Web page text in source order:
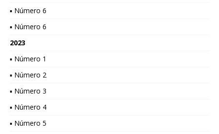
▪ Número 6
▪ Número 6
2023
▪ Número 1
▪ Número 2
▪ Número 3
▪ Número 4
▪ Número 5